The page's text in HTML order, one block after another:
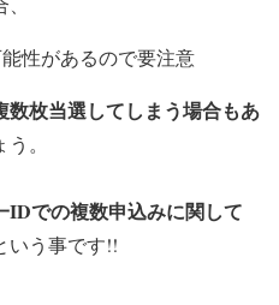
性があるので要注意
数枚当選してしまう場合もあ
。
IDでの複数申込みに関して
いう事です!!